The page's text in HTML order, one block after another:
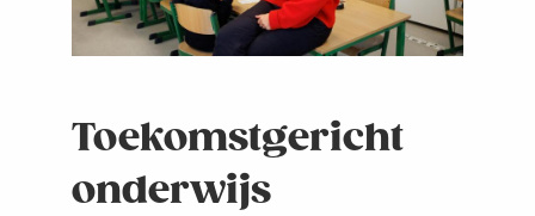
Toekomstgericht
onderwijs